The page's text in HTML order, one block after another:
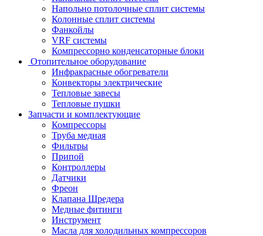
Напольно потолочные сплит системы
Колонные сплит системы
Фанкойлы
VRF системы
Компрессорно конденсаторные блоки
Отопительное оборудование
Инфракрасные обогреватели
Конвекторы электрические
Тепловые завесы
Тепловые пушки
Запчасти и комплектующие
Компрессоры
Труба медная
Фильтры
Припой
Контроллеры
Датчики
Фреон
Клапана Шредера
Медные фитинги
Инструмент
Масла для холодильных компрессоров